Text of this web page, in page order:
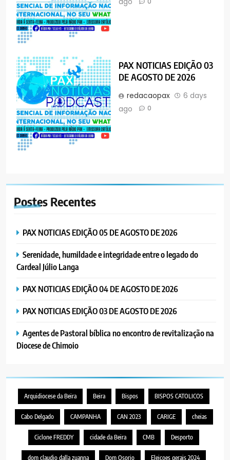
PAX NOTICIAS EDIÇÃO 03
DE AGOSTO DE 2026
redacaopax
6 days
ago
0
Postes Recentes
PAX NOTICIAS EDIÇÃO 05 DE AGOSTO DE 2026
Serenidade, humildade e integridade entre o legado do
Cardeal Júlio Langa
PAX NOTICIAS EDIÇÃO 04 DE AGOSTO DE 2026
PAX NOTICIAS EDIÇÃO 03 DE AGOSTO DE 2026
Agentes de Pastoral bíblica no encontro de revitalização na
Diocese de Chimoio
Arquidiocese da Beira Beira Bispos BISPOS CATOLICOS
Cabo Delgado CAMPANHA CAN 2023 CARIGE cheias
Ciclone FREDDY cidade da Beira CMB Desporto
dom claudio dalla zuanna Dom Osorio Eleicoes gerais 2024